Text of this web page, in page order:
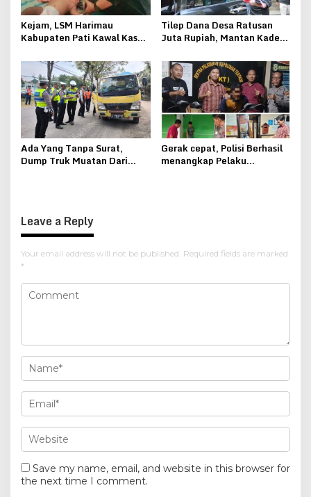
Kejam, LSM Harimau
Kabupaten Pati Kawal Kasus
Berumur Sembilan Bulan
Tilep Dana Desa Ratusan
Juta Rupiah, Mantan Kades
Ditahan Kejari Pati
Ada Yang Tanpa Surat,
Dump Truk Muatan Dari
Gerak cepat, Polisi Berhasil
menangkap Pelaku
Leave a Reply
Your email address will not be published. Required fields are marked
*
Save my name, email, and website in this browser for
the next time I comment.